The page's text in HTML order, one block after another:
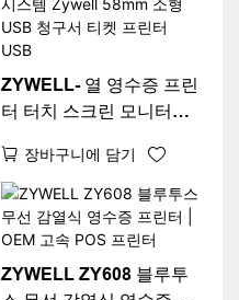
ZYWELL- 열 영수증 프린
터 터치 스크린 모니터
58mm 소형 USB 청구서
티켓 프린터 USB
장바구니에 담기
ZYWELL ZY608 블루투